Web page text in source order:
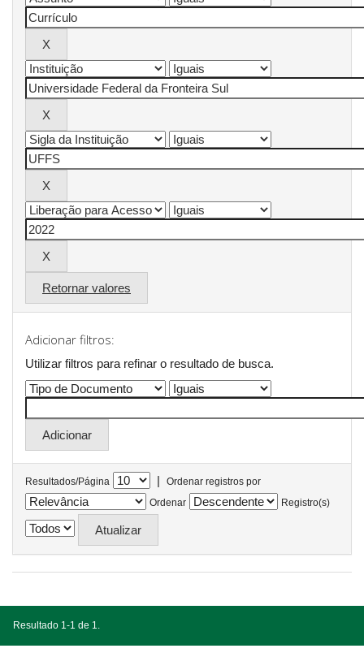
Retornar valores
Adicionar filtros:
Utilizar filtros para refinar o resultado de busca.
Resultados/Página |
Ordenar registros por
Ordenar
Registro(s)
Resultado 1-1 de 1.